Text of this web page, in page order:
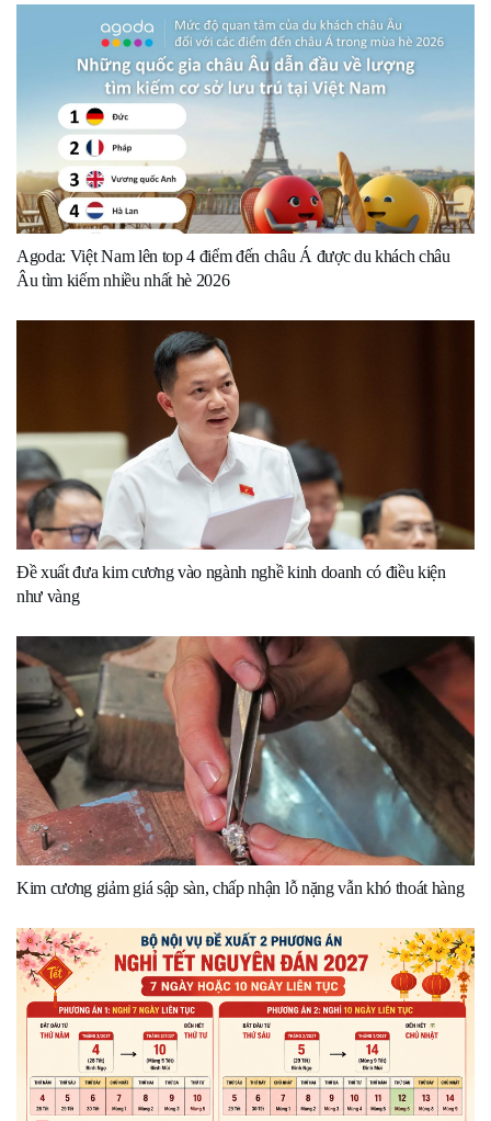
Agoda: Việt Nam lên top 4 điểm đến châu Á được du khách châu
Âu tìm kiếm nhiều nhất hè 2026
Đề xuất đưa kim cương vào ngành nghề kinh doanh có điều kiện
như vàng
Kim cương giảm giá sập sàn, chấp nhận lỗ nặng vẫn khó thoát hàng